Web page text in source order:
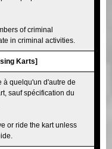
of criminal
in criminal activities.
Karts]
à quelqu'un d'autre de
sauf spécification du
or ride the kart unless